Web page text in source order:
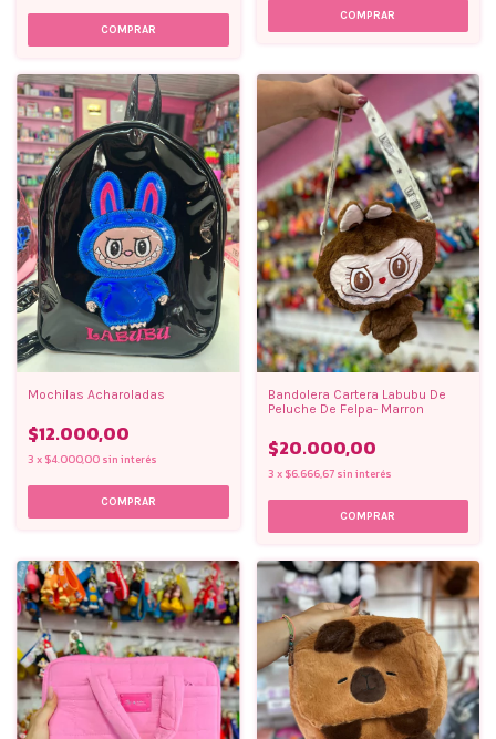
COMPRAR
Mochilas Acharoladas
$12.000,00
3 x $4.000,00 sin interés
COMPRAR
Bandolera Cartera Labubu De
Peluche De Felpa- Marron
$20.000,00
3 x $6.666,67 sin interés